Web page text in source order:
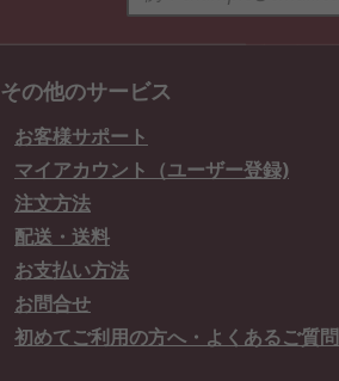
その他のサービス
お客様サポート
マイアカウント（ユーザー登録)
注文方法
配送・送料
お支払い方法
お問合せ
初めてご利用の方へ・よくあるご質問